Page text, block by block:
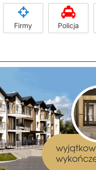
Firmy Policja